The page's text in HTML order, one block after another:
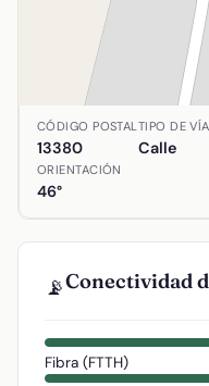
Ubicación de Calle
CÓDIGO POSTAL
13380
TIPO DE VÍA
Calle
ORIENTACIÓN
46°
📡Conectividad
Fibra (FTTH)